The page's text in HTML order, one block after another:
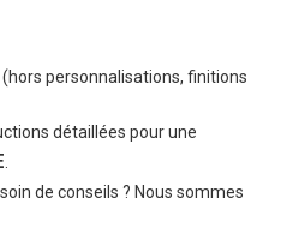
(hors personnalisations, finitions
détaillées pour une
de conseils ? Nous sommes